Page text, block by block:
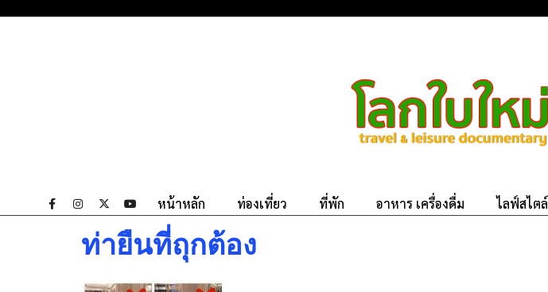
หน้าหลัก ท่องเที่ยว ที่พัก อาหาร เครื่องดื่ม ไลฟ์สไตล์
ท่ายืนที่ถุกต้อง